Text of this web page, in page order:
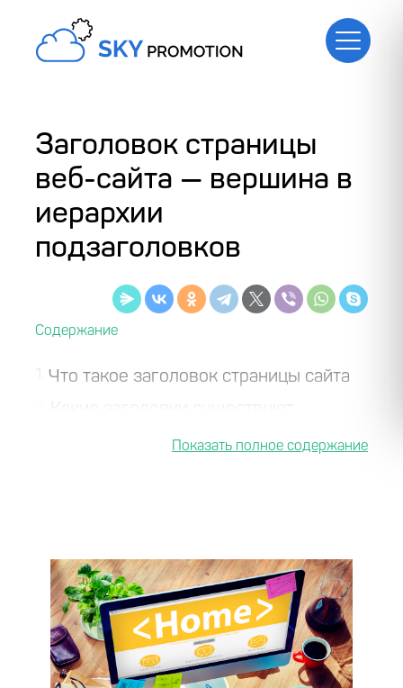
Заголовок страницы
веб-сайта — вершина в
иерархии
подзаголовков
Что такое заголовок страницы сайта
Как правильно оформить заголовки